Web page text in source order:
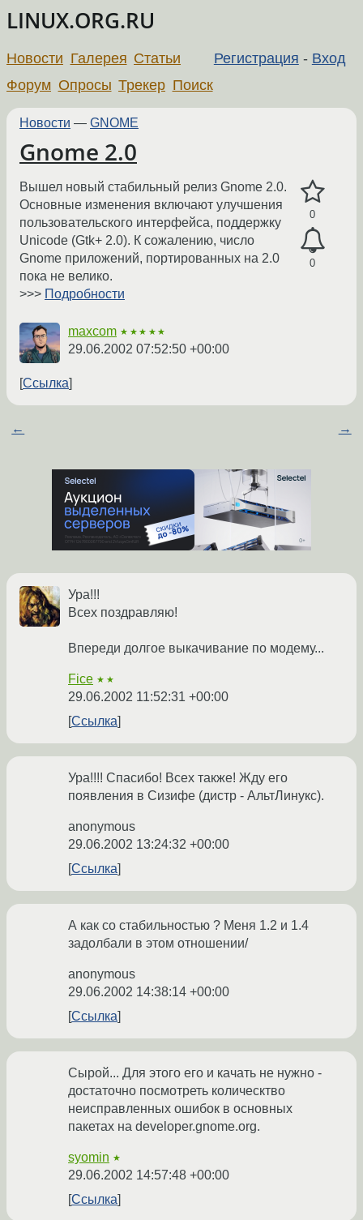
LINUX.ORG.RU
Регистрация - Вход
Новости Галерея Статьи
Форум Опросы Трекер Поиск
Новости — GNOME
Gnome 2.0
0
0
Вышел новый стабильный релиз Gnome 2.0.
Основные изменения включают улучшения
пользовательского интерфейса, поддержку
Unicode (Gtk+ 2.0). К сожалению, число
Gnome приложений, портированных на 2.0
пока не велико.
>>> Подробности
maxcom ★★★★★
29.06.2002 07:52:50 +00:00
Ссылка
← →
Ура!!!
Всех поздравляю!
Впереди долгое выкачивание по модему...
Fice ★★
29.06.2002 11:52:31 +00:00
Ссылка
Ура!!!! Спасибо! Всех также! Жду его
появления в Сизифе (дистр - АльтЛинукс).
anonymous
29.06.2002 13:24:32 +00:00
Ссылка
А как со стабильностью ? Меня 1.2 и 1.4
задолбали в этом отношении/
anonymous
29.06.2002 14:38:14 +00:00
Ссылка
Сырой... Для этого его и качать не нужно -
достаточно посмотреть колическтво
неисправленных ошибок в основных
пакетах на developer.gnome.org.
syomin ★
29.06.2002 14:57:48 +00:00
Ссылка